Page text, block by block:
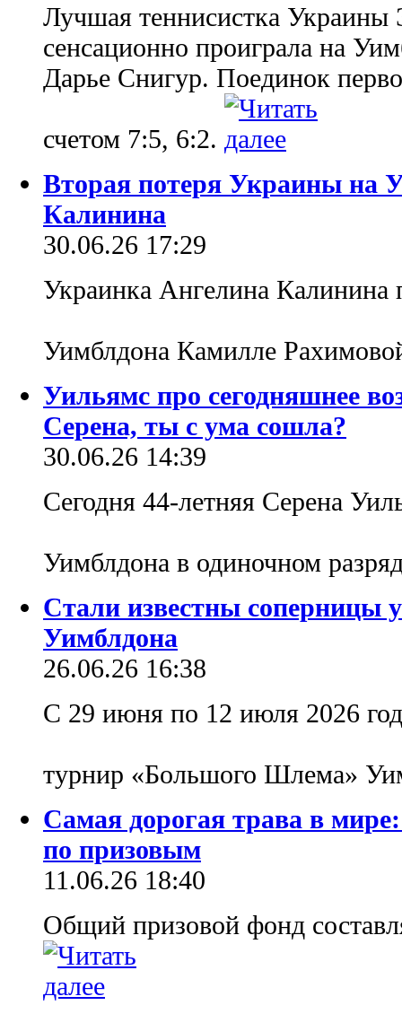
Лучшая теннисистка Украины
сенсационно проиграла на
Дарье Снигур. Поединок
счетом 7:5, 6:2.
Вторая потеря Украины на
Калинина
30.06.26 17:29
Украинка Ангелина Калинина
Уимблдона Камилле
Уильямс про сегодняшнее
Серена, ты с ума сошла?
30.06.26 14:39
Сегодня 44-летняя Серена
Уимблдона в одиночном
Стали известны соперницы
Уимблдона
26.06.26 16:38
С 29 июня по 12 июля 2026
турнир «Большого Шлема»
Самая дорогая трава в
по призовым
11.06.26 18:40
Общий призовой фонд